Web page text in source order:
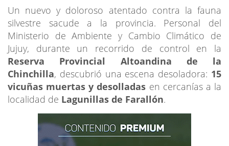
Un nuevo y doloroso atentado contra la fauna
silvestre sacude a la provincia. Personal del
Ministerio de Ambiente y Cambio Climático de
Jujuy, durante un recorrido de control en la
Reserva Provincial Altoandina de la
Chinchilla, descubrió una escena desoladora: 15
vicuñas muertas y desolladas en cercanías a la
localidad de Lagunillas de Farallón.